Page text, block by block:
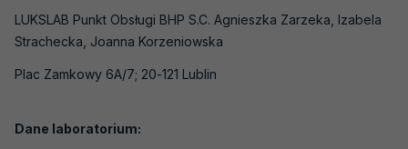
Jednostki certyfikujące osoby
zarządzania
usługi
LUKSLAB Punkt Obsługi BHP S.C. Agnieszka Zarzeka, Izabela
Strachecka, Joanna Korzeniowska
Plac Zamkowy 6A/7; 20-121 Lublin
Dane laboratorium: